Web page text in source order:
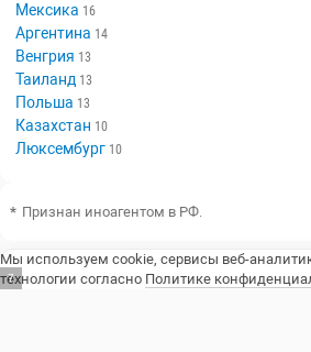
Мексика 16
Аргентина 14
Венгрия 13
Таиланд 13
Польша 13
Казахстан 10
Люксембург 10
* Признан иноагентом в РФ.
Сериалы, юмор и
Мы используем cookie, сервисы веб-
технологии согласно Политике
6